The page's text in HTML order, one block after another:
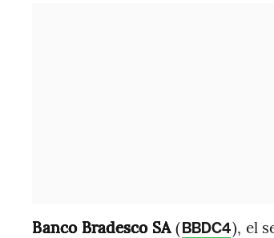
Banco Bradesco SA(BBDC4), el